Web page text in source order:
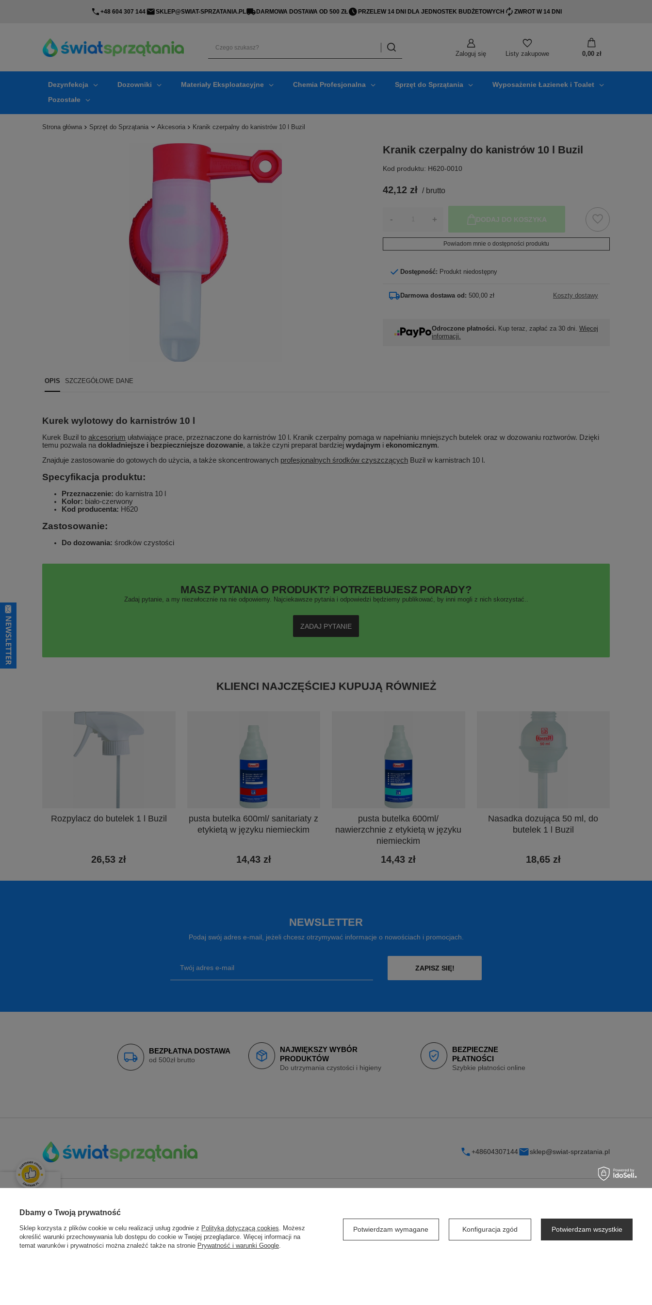
Świetnie
Łącznie opinii:
133 opinii
+48 604 307 144 SKLEP@SWIAT-SPRZATANIA.PL DARMOWA DOSTAWA OD 500 ZŁ PRZELEW 14 DNI DLA JEDNOSTEK BUDŻETOWYCH ZWROT W 14 DNI
Zaloguj się Listy zakupowe 0,00 zł
Dezynfekcja Dozowniki Materiały Eksploatacyjne Chemia Profesjonalna Sprzęt do Sprzątania
Wyposażenie Łazienek i Toalet
Pozostałe
Strona główna Sprzęt do Sprzątania Akcesoria Kranik czerpalny do kanistrów 10 l Buzil
Kranik czerpalny do kanistrów 10 l Buzil
Kod produktu: H620-0010
42,12 zł / brutto
- + DODAJ DO KOSZYKA
Powiadom mnie o dostępności produktu
Dostępność: Produkt niedostępny
Darmowa dostawa od: 500,00 zł Koszty dostawy
Odroczone płatności. Kup teraz, zapłać za 30 dni. Więcej
informacji.
OPIS SZCZEGÓŁOWE DANE
Kurek wylotowy do karnistrów 10 l
Kurek Buzil to akcesorium ułatwiające prace, przeznaczone do karnistrów 10 l. Kranik czerpalny pomaga w napełnianiu mniejszych butelek oraz w dozowaniu roztworów. Dzięki
temu pozwala na dokładniejsze i bezpieczniejsze dozowanie, a także czyni preparat bardziej wydajnym i ekonomicznym.
Znajduje zastosowanie do gotowych do użycia, a także skoncentrowanych profesjonalnych środków czyszczących Buzil w karnistrach 10 l.
Specyfikacja produktu:
Przeznaczenie: do karnistra 10 l
Kolor: biało-czerwony
Kod producenta: H620
Zastosowanie:
Do dozowania: środków czystości
MASZ PYTANIA O PRODUKT? POTRZEBUJESZ PORADY?
Zadaj pytanie, a my niezwłocznie na nie odpowiemy. Najciekawsze pytania i odpowiedzi będziemy publikować, by inni mogli z nich skorzystać..
ZADAJ PYTANIE
KLIENCI NAJCZĘŚCIEJ KUPUJĄ RÓWNIEŻ
Rozpylacz do butelek 1 l Buzil
26,53 zł
pusta butelka 600ml/ sanitariaty z
etykietą w języku niemieckim
14,43 zł
pusta butelka 600ml/
nawierzchnie z etykietą w języku
niemieckim
14,43 zł
Nasadka dozująca 50 ml, do
butelek 1 l Buzil
18,65 zł
NEWSLETTER
Podaj swój adres e-mail, jeżeli chcesz otrzymywać informacje o nowościach i promocjach.
Twój adres e-mail ZAPISZ SIĘ!
BEZPŁATNA DOSTAWA
od 500zł brutto
NAJWIĘKSZY WYBÓR
PRODUKTÓW
Do utrzymania czystości i higieny
BEZPIECZNE
PŁATNOŚCI
Szybkie płatności online
+48604307144 sklep@swiat-sprzatania.pl
ZAMÓWIENIA
Status zamówienia
Śledzenie przesyłki
Zarejestruj się
Moje zamówienia
Wysyłka
O firmie
Dbamy o Twoją prywatność
Sklep korzysta z plików cookie w celu realizacji usług zgodnie z Polityką dotyczącą cookies . Możesz
określić warunki przechowywania lub dostępu do cookie w Twojej przeglądarce. Więcej informacji na
temat warunków i prywatności można znaleźć także na stronie Prywatność i warunki Google
Potwierdzam wymagane Konfiguracja zgód Potwierdzam wszystkie